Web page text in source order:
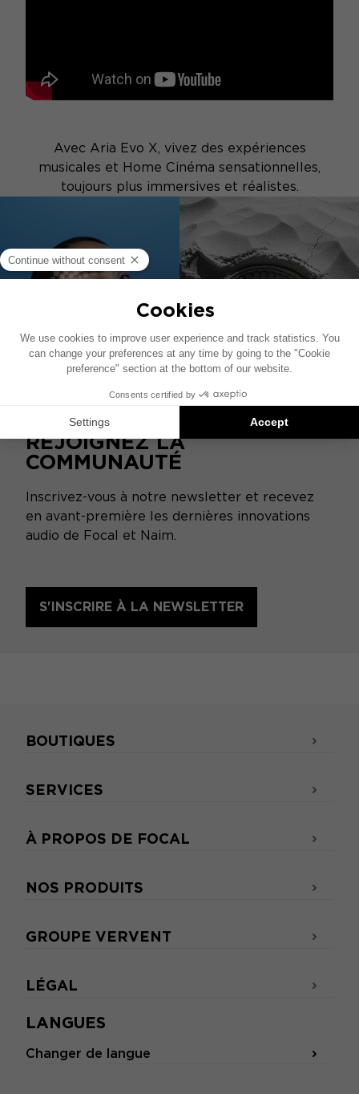
Avec Aria Evo X, vivez des expériences
musicales et Home Cinéma sensationnelles,
toujours plus immersives et réalistes.
REJOIGNEZ LA
COMMUNAUTÉ
Inscrivez-vous à notre newsletter et recevez
en avant-première les dernières innovations
audio de Focal et Naim.
S'INSCRIRE À LA NEWSLETTER
LANGUES
Changer de langue
BOUTIQUES
SERVICES
À PROPOS DE FOCAL
NOS PRODUITS
GROUPE VERVENT
LÉGAL